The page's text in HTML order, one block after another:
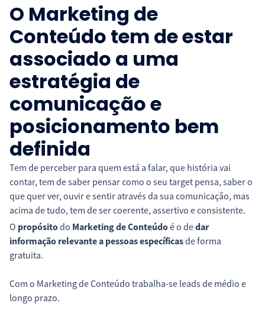
O Marketing de
Conteúdo tem de estar
associado a uma
estratégia de
comunicação e
posicionamento bem
definida
Tem de perceber para quem está a falar, que história vai
contar, tem de saber pensar como o seu target pensa, saber o
que quer ver, ouvir e sentir através da sua comunicação, mas
acima de tudo, tem de ser coerente, assertivo e consistente.
O propósitodo Marketing de Conteúdoé o dedar
informação relevantea pessoas específicasde forma
gratuita.
Com o Marketing de Conteúdo trabalha-se leads de médio e
longo prazo.